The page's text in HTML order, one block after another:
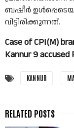
ബഷീർ
വിട്ടിരിക്കുന്നത്.
Case of CPI(M)
Kannur 9
KANNUR